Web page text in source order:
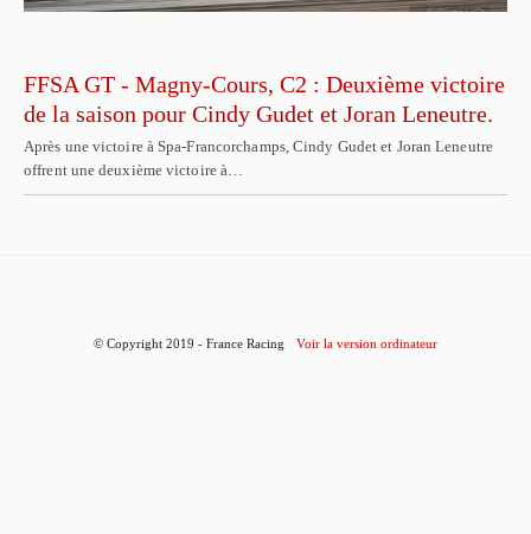
FFSA GT - Magny-Cours, C2 : Deuxième victoire
de la saison pour Cindy Gudet et Joran Leneutre.
Après une victoire à Spa-Francorchamps, Cindy Gudet et Joran Leneutre
offrent une deuxième victoire à…
© Copyright 2019 - France Racing Voir la version ordinateur